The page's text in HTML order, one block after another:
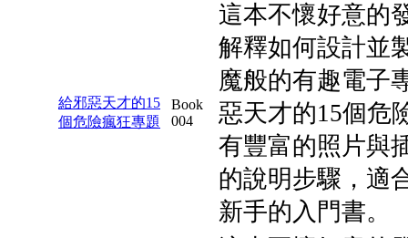
給邪惡天才的15
個危險瘋狂專題
Book
004
這本不懷好意的
解釋如何設計並
魔般的有趣電子
惡天才的15個危
有豐富的照片與
的說明步驟，適
新手的入門書。